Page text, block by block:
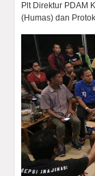
Plt Direktur PDAM
(Humas) dan